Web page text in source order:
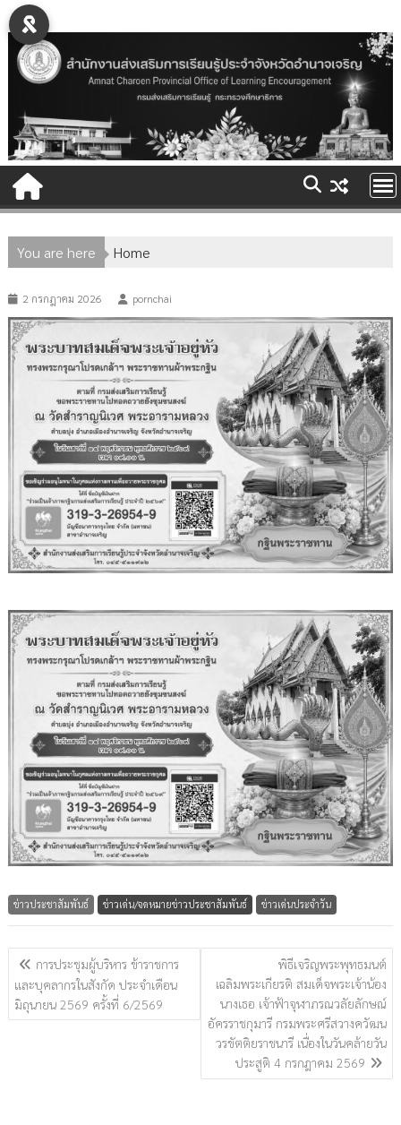
Skip
to
content
You are here Home
2 กรกฎาคม 2026 pornchai
ข่าวประชาสัมพันธ์ ข่าวเด่น/จดหมายข่าวประชาสัมพันธ์ ข่าวเด่นประจำวัน
แนะแนว
เรื่อง
การประชุมผู้บริหาร ข้าราชการ
และบุคลากรในสังกัด ประจำเดือน
มิถุนายน 2569 ครั้งที่ 6/2569
พิธีเจริญพระพุทธมนต์
เฉลิมพระเกียรติ สมเด็จพระเจ้าน้อง
นางเธอ เจ้าฟ้าจุฬาภรณวลัยลักษณ์
อัครราชกุมารี กรมพระศรีสวางควัฒน
วรขัตติยราชนารี เนื่องในวันคล้ายวัน
ประสูติ 4 กรกฎาคม 2569